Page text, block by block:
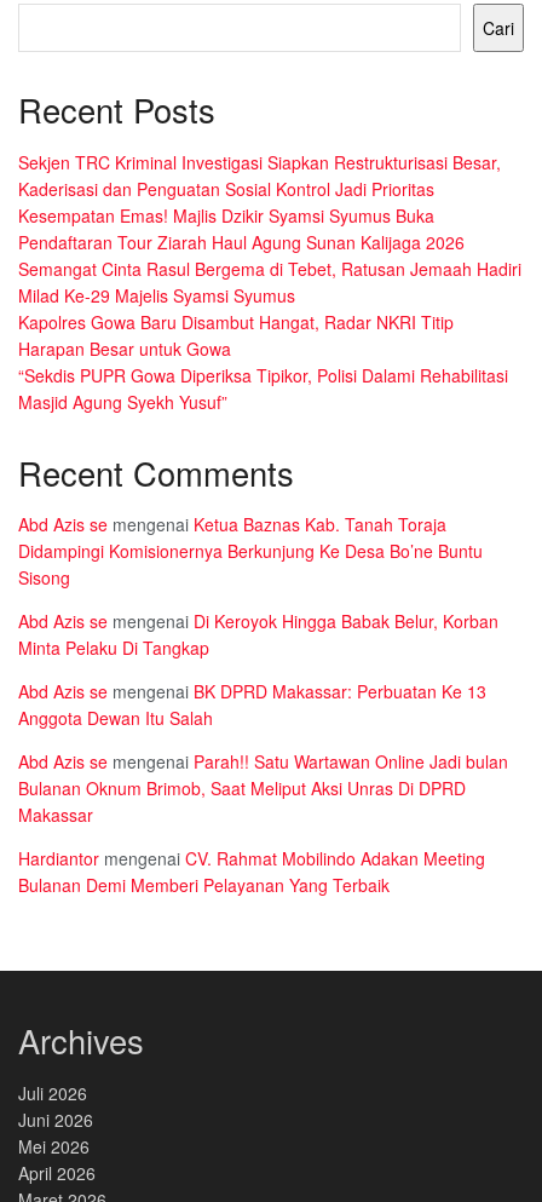
Cari
Recent Posts
Sekjen TRC Kriminal Investigasi Siapkan Restrukturisasi Besar,
Kaderisasi dan Penguatan Sosial Kontrol Jadi Prioritas
Kesempatan Emas! Majlis Dzikir Syamsi Syumus Buka
Pendaftaran Tour Ziarah Haul Agung Sunan Kalijaga 2026
Semangat Cinta Rasul Bergema di Tebet, Ratusan Jemaah Hadiri
Milad Ke-29 Majelis Syamsi Syumus
Kapolres Gowa Baru Disambut Hangat, Radar NKRI Titip
Harapan Besar untuk Gowa
“Sekdis PUPR Gowa Diperiksa Tipikor, Polisi Dalami Rehabilitasi
Masjid Agung Syekh Yusuf”
Recent Comments
Abd Azis se mengenai Ketua Baznas Kab. Tanah Toraja
Didampingi Komisionernya Berkunjung Ke Desa Bo’ne Buntu
Sisong
Abd Azis se mengenai Di Keroyok Hingga Babak Belur, Korban
Minta Pelaku Di Tangkap
Abd Azis se mengenai BK DPRD Makassar: Perbuatan Ke 13
Anggota Dewan Itu Salah
Abd Azis se mengenai Parah!! Satu Wartawan Online Jadi bulan
Bulanan Oknum Brimob, Saat Meliput Aksi Unras Di DPRD
Makassar
Hardiantor mengenai CV. Rahmat Mobilindo Adakan Meeting
Bulanan Demi Memberi Pelayanan Yang Terbaik
Archives
Juli 2026
Juni 2026
Mei 2026
April 2026